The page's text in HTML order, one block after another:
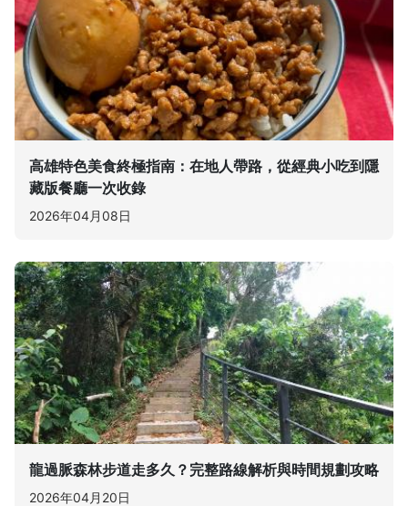
高雄特色美食終極指南：在地人帶路，從經典小吃到隱
藏版餐廳一次收錄
2026年04月08日
龍過脈森林步道走多久？完整路線解析與時間規劃攻略
2026年04月20日